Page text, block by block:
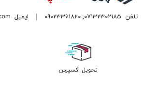
تلفن 07132302185
,
09023361820 ایمیل
تحویل اکسپرس